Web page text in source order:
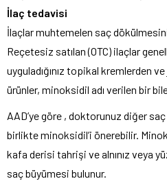
İlaç tedavisi
İlaçlar muhtemelen saç
Reçetesiz satılan (OTC) ilaçlar
uyguladığınız topikal kremlerden
ürünler, minoksidil adı verilen bir
AAD’ye göre , doktorunuz diğer
birlikte minoksidil’i önerebilir.
kafa derisi tahrişi ve alnınız veya
saç büyümesi bulunur.